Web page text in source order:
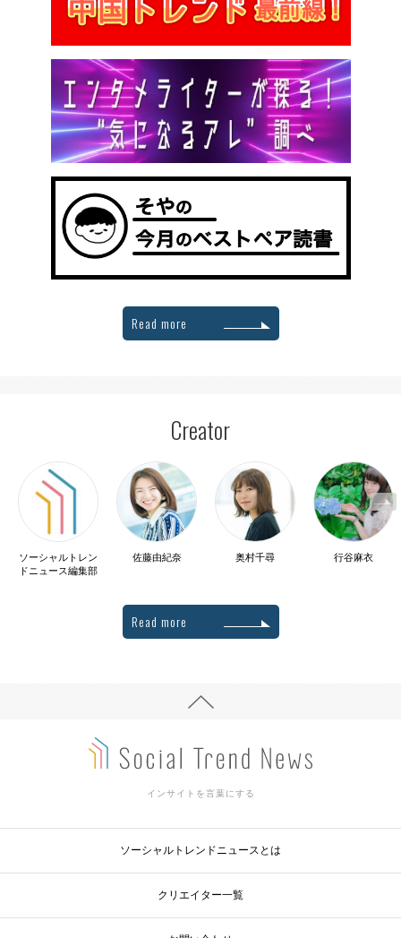
Read more
Creator
ソーシャルトレン
ドニュース編集部
佐藤由紀奈 奥村千尋 行谷麻衣
Read more
インサイトを言葉にする
ソーシャルトレンドニュースとは
クリエイター一覧